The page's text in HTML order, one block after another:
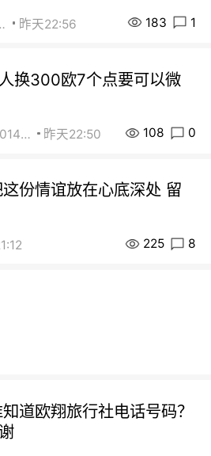
昨天22:56 183 1
换300欧7个点要可以微
街友84014588 昨天22:50 108 0
份情谊放在心底深处 留
225 8
道欧翔旅行社电话号码？